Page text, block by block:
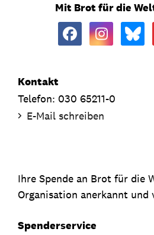
Mit Brot für die
Kontakt
Telefon: 030 65211-0
E-Mail schreiben
Ihre Spende an Brot für die
Organisation anerkannt
Spenderservice